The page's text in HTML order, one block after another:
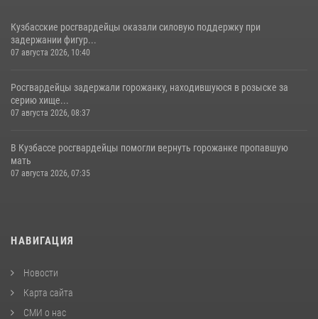
Кузбасские росгвардейцы оказали силовую поддержку при
задержании фигур...
07 августа 2026, 10:40
Росгвардейцы задержали горожанку, находившуюся в розыске за
серию хище...
07 августа 2026, 08:37
В Кузбассе росгвардейцы помогли вернуть горожанке пропавшую
мать
07 августа 2026, 07:35
НАВИГАЦИЯ
Новости
Карта сайта
СМИ о нас